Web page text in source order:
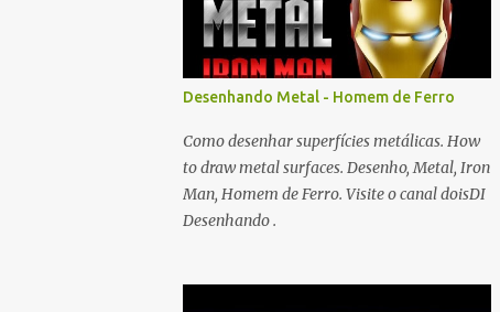
Desenhando Metal - Homem de Ferro
Como desenhar superfícies metálicas. How
to draw metal surfaces. Desenho, Metal, Iron
Man, Homem de Ferro. Visite o canal doisDI
Desenhando .